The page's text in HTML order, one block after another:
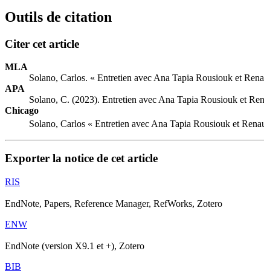
Outils de citation
Citer cet article
MLA
Solano, Carlos. « Entretien avec Ana Tapia Rousiouk et
APA
Solano, C. (2023). Entretien avec Ana Tapia Rousiouk et
Chicago
Solano, Carlos « Entretien avec Ana Tapia Rousiouk et
Exporter la notice de cet article
RIS
EndNote, Papers, Reference Manager, RefWorks, Zotero
ENW
EndNote (version X9.1 et +), Zotero
BIB